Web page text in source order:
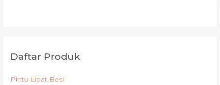
Daftar Produk
Pintu Lipat Besi